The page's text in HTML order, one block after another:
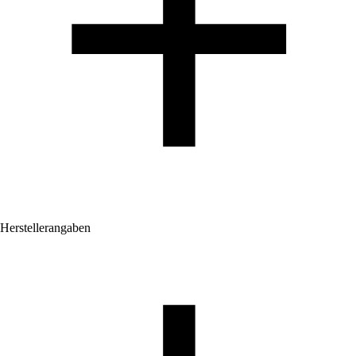
Herstellerangaben